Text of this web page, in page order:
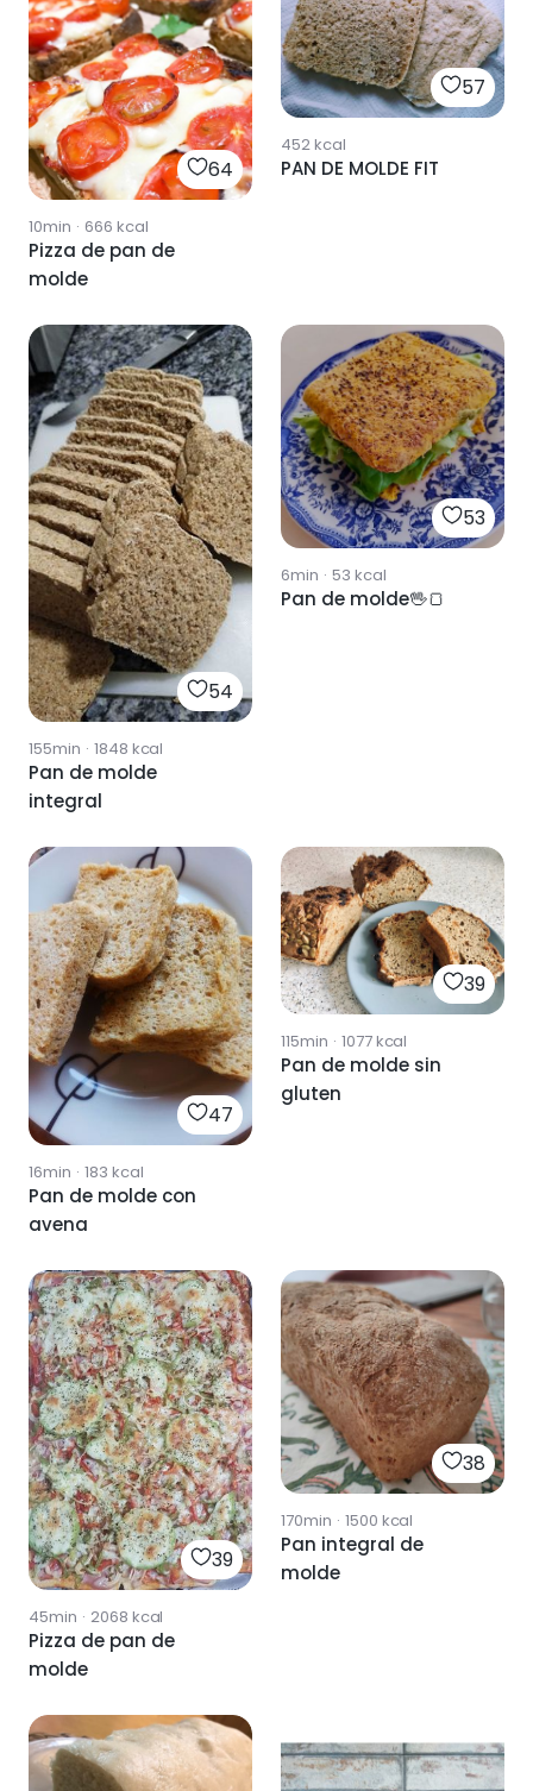
64
10min · 666 kcal
Pizza de pan de
molde
57
452kcal
PAN DE MOLDE FIT
54
155min · 1848 kcal
Pan de molde
integral
53
6min · 53 kcal
Pan de molde🖖🍞
47
16min · 183 kcal
Pan de molde con
avena
39
115min · 1077kcal
Pan de molde sin
gluten
39
45min · 2068 kcal
Pizza de pan de
molde
38
170min · 1500 kcal
Pan integral de
molde